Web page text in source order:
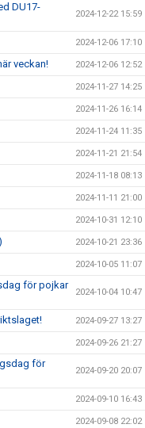
DU17-
2024-12-22 15:59
2024-12-06 17:10
veckan! 2024-12-06 12:52
2024-11-27 14:25
2024-11-26 16:14
2024-11-24 11:35
2024-11-21 21:54
2024-11-18 08:13
2024-11-11 21:00
2024-10-31 12:10
2024-10-21 23:36
2024-10-05 11:07
för pojkar
2024-10-04 10:47
2024-09-27 13:27
2024-09-26 21:27
för
2024-09-20 20:07
2024-09-10 16:43
2024-09-08 22:02